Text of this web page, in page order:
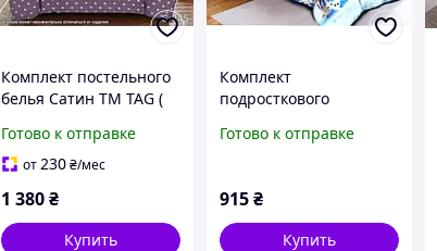
Комплект постельного
белья Сатин ТМ TAG (
Готово к отправке
от 230₴/мес
1 380₴
Купить
Комплект
подросткового
TAG
Готово к отправке
915₴
Купить